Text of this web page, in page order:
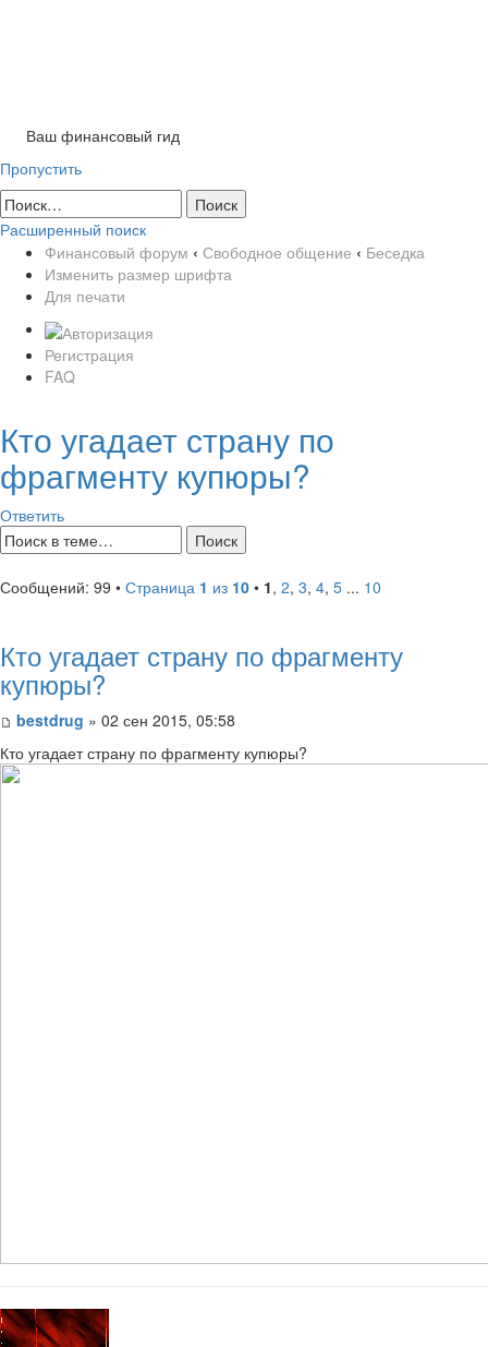
Ваш финансовый гид
Пропустить
Расширенный поиск
Финансовый форум ‹ Свободное общение ‹ Беседка
Изменить размер шрифта
Для печати
Регистрация
FAQ
Кто угадает страну по
фрагменту купюры?
Ответить
Сообщений: 99 • Страница 1 из 10 • 1, 2, 3, 4, 5 ... 10
Кто угадает страну по фрагменту
купюры?
bestdrug » 02 сен 2015, 05:58
Кто угадает страну по фрагменту купюры?